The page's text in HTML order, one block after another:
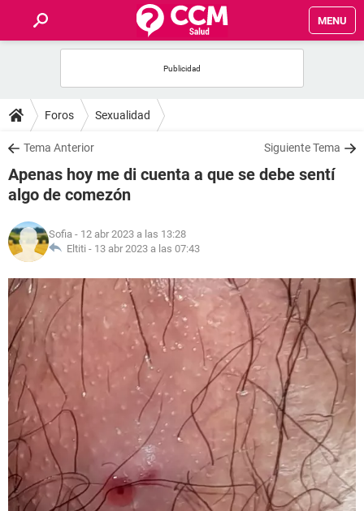
MENU
FOROS
SALUD
FAMILIA
NUTRICIÓN
SEXUALIDAD
GLOSARIO
Foros Sexualidad
Tema Anterior Siguiente Tema
Apenas hoy me di cuenta a que se debe sentí
algo de comezón
Sofia - 12 abr 2023 a las 13:28
Eltiti - 13 abr 2023 a las 07:43